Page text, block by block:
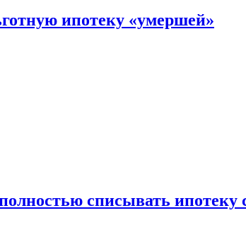
ипотеку «умершей»
списывать ипотеку